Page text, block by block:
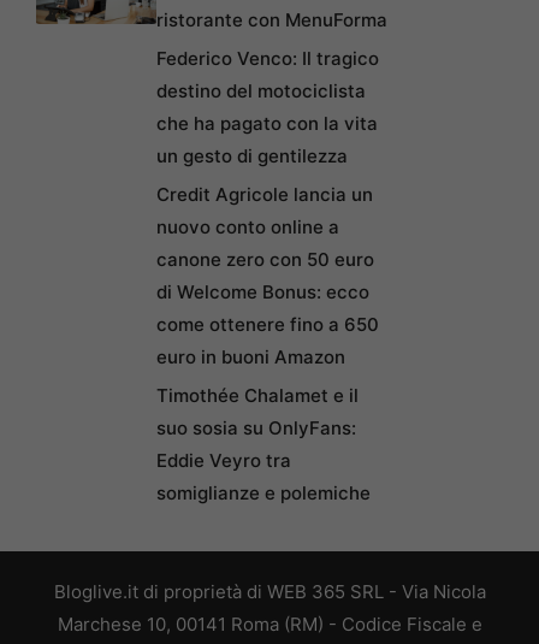
ristorante con MenuForma
Federico Venco: Il tragico
destino del motociclista
che ha pagato con la vita
un gesto di gentilezza
Credit Agricole lancia un
nuovo conto online a
canone zero con 50 euro
di Welcome Bonus: ecco
come ottenere fino a 650
euro in buoni Amazon
Timothée Chalamet e il
suo sosia su OnlyFans:
Eddie Veyro tra
somiglianze e polemiche
Bloglive.it di proprietà di WEB 365 SRL - Via Nicola
Marchese 10, 00141 Roma (RM) - Codice Fiscale e